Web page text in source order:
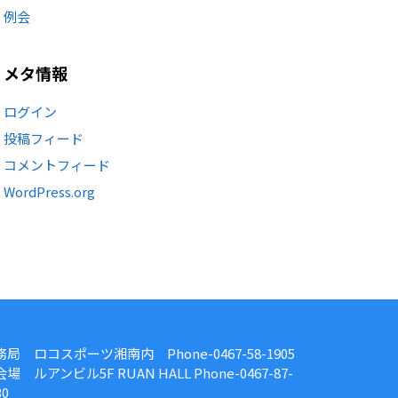
例会
メタ情報
ログイン
投稿フィード
コメントフィード
WordPress.org
局 ロコスポーツ湘南内 Phone-0467-58-1905
場 ルアンビル5F RUAN HALL Phone-0467-87-